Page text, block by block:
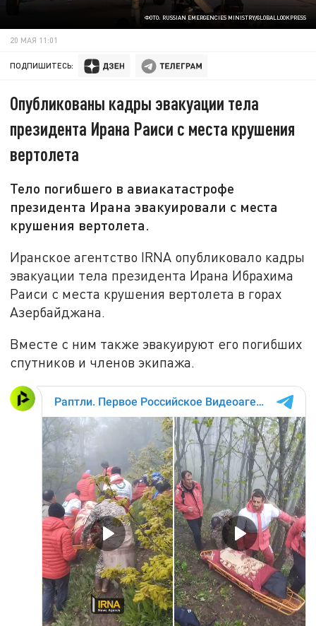
ФОТО: RUSSIAN EMERGENCIES MINISTRY/GLOBALLOOKPRESS
20 МАЯ 11:01
ПОДПИШИТЕСЬ:
Опубликованы кадры эвакуации тела
президента Ирана Раиси с места крушения
вертолета
Тело погибшего в авиакатастрофе
президента Ирана эвакуировали с места
крушения вертолета.
Иранское агентство IRNA опубликовало кадры
эвакуации тела президента Ирана Ибрахима
Раиси с места крушения вертолета в горах
Азербайджана.
Вместе с ним также эвакуируют его погибших
спутников и членов экипажа.